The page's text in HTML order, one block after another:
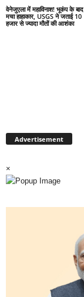
वेनेजुएला में महाविनाश! भूकंप के बाद
मचा हाहाकार, USGS ने जताई 10
हजार से ज्यादा मौतों की आशंका
Advertisement
×